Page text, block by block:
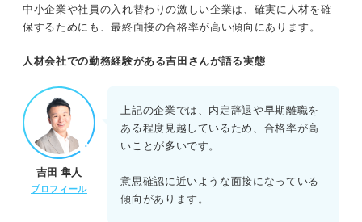
中小企業や社員の入れ替わりの激しい企業は、確実に人材を確
保するためにも、最終面接の合格率が高い傾向にあります。
人材会社での勤務経験がある吉田さんが語る実態
吉田 隼人
プロフィール
上記の企業では、内定辞退や早期離職を
ある程度見越しているため、合格率が高
いことが多いです。
意思確認に近いような面接になっている
傾向があります。